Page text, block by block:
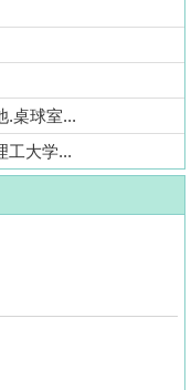
.桌球室...
工大学...